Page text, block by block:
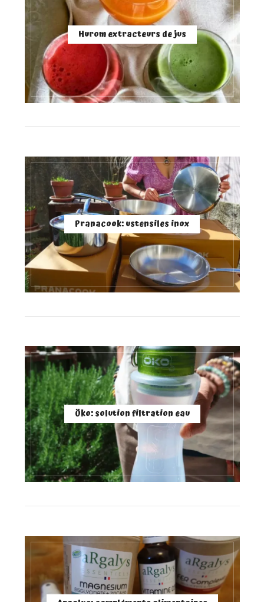
Hurom extracteurs de jus
Pranacook: ustensiles inox
Öko: solution filtration eau